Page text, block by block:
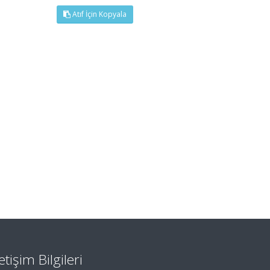
Atıf İçin Kopyala
Bilgileri